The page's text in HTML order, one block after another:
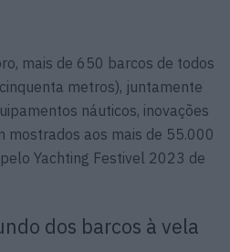
mais de 650 barcos de todos
metros), juntamente
náuticos, inovações
mostrados aos mais de 55.000
Yachting Festivel 2023 de
dos barcos à vela